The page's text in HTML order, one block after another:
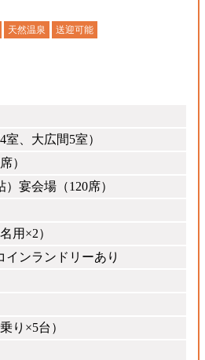
天然温泉
送迎可能
室、大広間5室）
）
）宴会場（120席）
用×2）
インランドリーあり
り×5台）